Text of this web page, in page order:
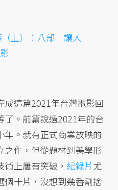
上）：八部「讓人
成這篇2021年台灣電影回
了。前篇說過2021年的台
年。就有正式商業放映的
之作，但從題材到美學形
術上屢有突破，紀錄片尤
個十片，沒想到幾番割捨